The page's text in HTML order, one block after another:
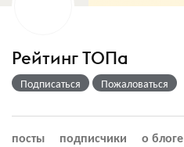
Рейтинг ТОПа
Подписаться Пожаловаться
посты подписчики о блоге